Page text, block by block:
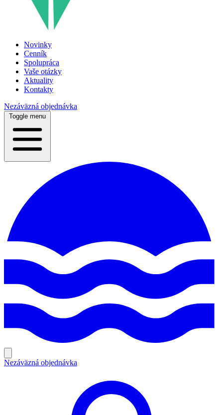
Novinky
Cenník
Spolupráca
Vaše otázky
Aktuality
Kontakty
Nezáväzná objednávka
Toggle menu
Nezáväzná objednávka